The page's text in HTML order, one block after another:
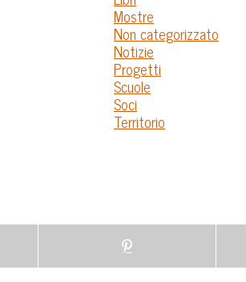
Mostre
Non categorizzato
Notizie
Progetti
Scuole
Soci
Territorio